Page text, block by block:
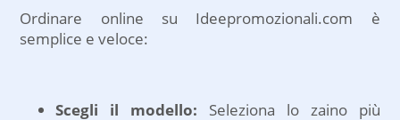
Ordinare online su Ideepromozionali.com è
semplice e veloce:
Scegli il modello: Seleziona lo zaino più